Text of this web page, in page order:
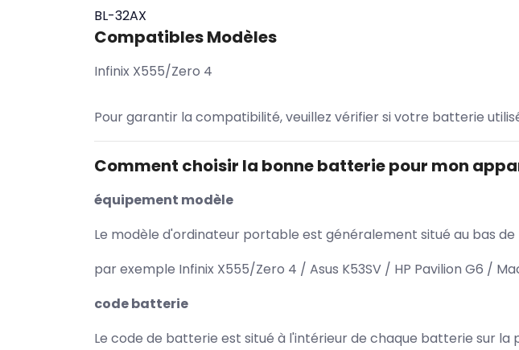
BL-32AX
Compatibles Modèles
Infinix X555/Zero 4
Pour garantir la compatibilité, veuillez vérifier si votre batterie
Comment choisir la bonne batterie pour mon
équipement modèle
Le modèle d'ordinateur portable est généralement situé au bas
par exemple Infinix X555/Zero 4 / Asus K53SV / HP Pavilion G6 /
code batterie
Le code de batterie est situé à l'intérieur de chaque batterie sur la